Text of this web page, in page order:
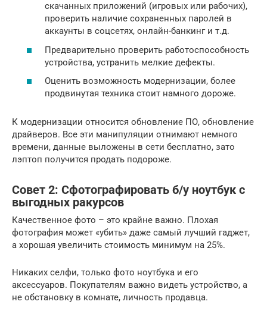
скачанных приложений (игровых или рабочих),
проверить наличие сохраненных паролей в
аккаунты в соцсетях, онлайн-банкинг и т.д.
Предварительно проверить работоспособность
устройства, устранить мелкие дефекты.
Оценить возможность модернизации, более
продвинутая техника стоит намного дороже.
К модернизации относится обновление ПО, обновление
драйверов. Все эти манипуляции отнимают немного
времени, данные выложены в сети бесплатно, зато
лэптоп получится продать подороже.
Совет 2: Сфотографировать б/у ноутбук с
выгодных ракурсов
Качественное фото – это крайне важно. Плохая
фотография может «убить» даже самый лучший гаджет,
а хорошая увеличить стоимость минимум на 25%.
Никаких селфи, только фото ноутбука и его
аксессуаров. Покупателям важно видеть устройство, а
не обстановку в комнате, личность продавца.